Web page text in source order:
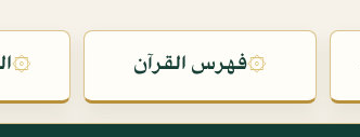
۞فهرس القرآن ۞